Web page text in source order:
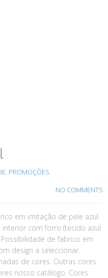
, PROMOÇÕES
NO COMMENTS
em imitação de pele azul
interior com forro (tecido azul
de fabrico em
design a seleccionar.
de cores. Outras cores
nosso catálogo. Cores